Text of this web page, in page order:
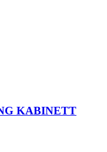
KABINETT